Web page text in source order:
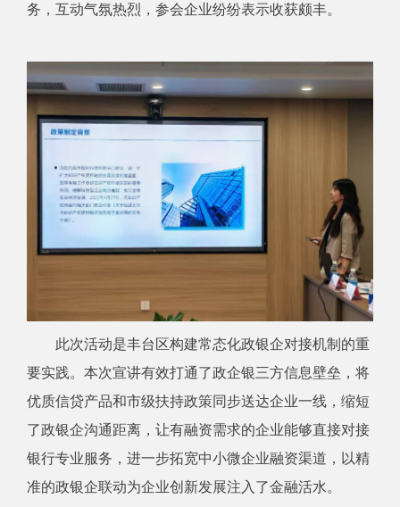
务，互动气氛热烈，参会企业纷纷表示收获颇丰。
此次活动是丰台区构建常态化政银企对接机制的重
要实践。本次宣讲有效打通了政企银三方信息壁垒，将
优质信贷产品和市级扶持政策同步送达企业一线，缩短
了政银企沟通距离，让有融资需求的企业能够直接对接
银行专业服务，进一步拓宽中小微企业融资渠道，以精
准的政银企联动为企业创新发展注入了金融活水。